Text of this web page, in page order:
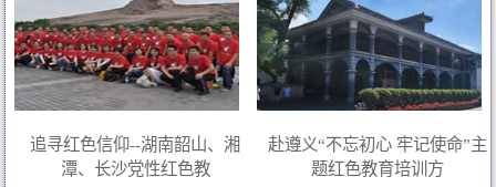
追寻红色信仰--湖南韶山、湘
潭、长沙党性红色教
赴遵义“不忘初心 牢记使命”主
题红色教育培训方